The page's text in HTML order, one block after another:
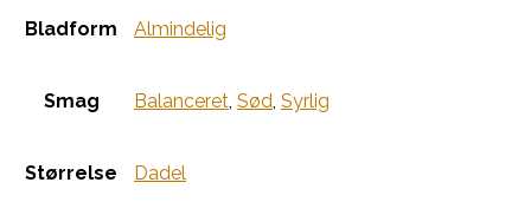
Bladform Almindelig
Smag Balanceret, Sød, Syrlig
Størrelse Dadel